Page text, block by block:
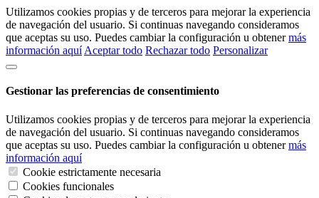
Utilizamos cookies propias y de terceros para mejorar la experiencia
de navegación del usuario. Si continuas navegando consideramos
que aceptas su uso. Puedes cambiar la configuración u obtenermás
información aquí Aceptar todo Rechazar todo Personalizar
Gestionar las preferencias de consentimiento
Utilizamos cookies propias y de terceros para mejorar la experiencia
de navegación del usuario. Si continuas navegando consideramos
que aceptas su uso. Puedes cambiar la configuración u obtenermás
información aquí
Cookie estrictamente necesaria
Cookies funcionales